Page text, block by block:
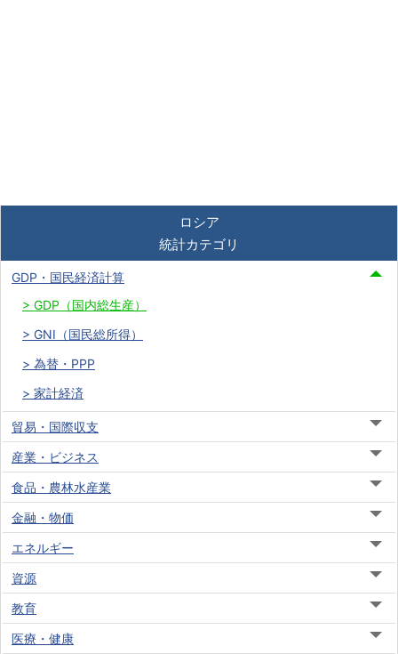
ロシア
統計カテゴリ
GDP・国民経済計算
GDP（国内総生産）
GNI（国民総所得）
為替・PPP
家計経済
貿易・国際収支
産業・ビジネス
食品・農林水産業
金融・物価
エネルギー
資源
教育
医療・健康